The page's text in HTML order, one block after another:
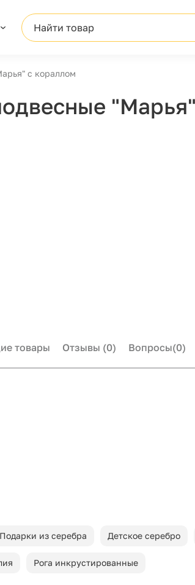
Найти товар
с кораллом
товары Отзывы (0) Вопросы(0)
Подарки из серебра Детское серебро
Рога инкрустированные